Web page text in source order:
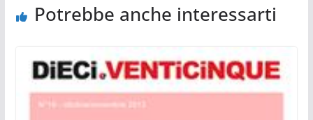
Potrebbe anche interessarti